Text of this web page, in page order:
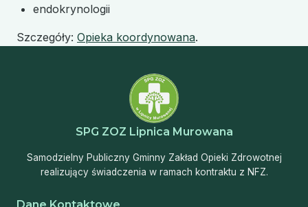
endokrynologii
Szczegóły: Opieka koordynowana.
SPG ZOZ Lipnica Murowana
Samodzielny Publiczny Gminny Zakład Opieki Zdrowotnej
realizujący świadczenia w ramach kontraktu z NFZ.